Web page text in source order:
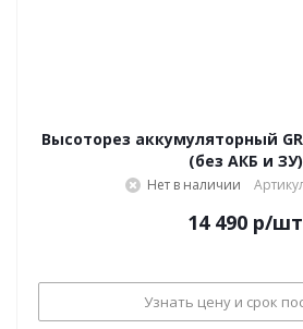
Высоторез аккумуляторный
(без АКБ и ЗУ)
Нет в наличии
14 490 р/шт
Узнать цену и срок